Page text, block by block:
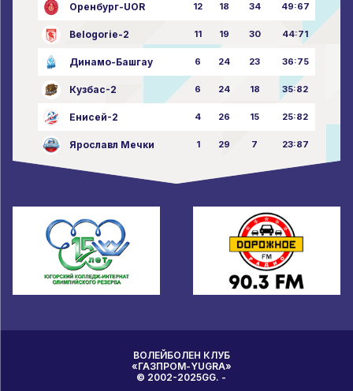
Оренбург-UOR 12 18 34 49:67
Belogorie-2 11 19 30 44:71
Динамо-Башгау 6 24 23 36:75
Кузбас-2 6 24 18 35:82
Енисей-2 4 26 15 25:82
Ярославл Мечки 1 29 7 23:87
ВОЛЕЙБОЛЕН КЛУБ
«ГАЗПРОМ-YUGRA»
© 2002-2025GG. -